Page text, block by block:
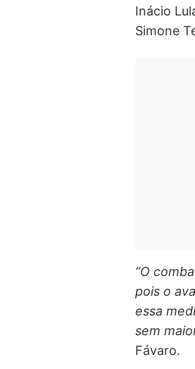
Inácio
Simone
“O
pois o
essa
sem
Fávaro.